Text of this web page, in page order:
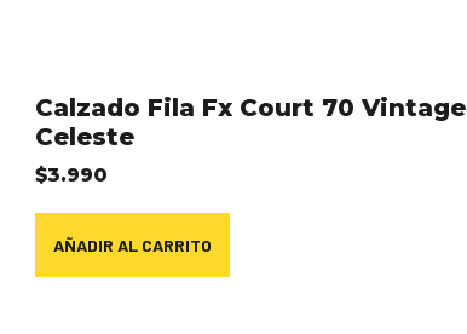
Calzado Fila Fx Court 70 Vintage
Celeste
$3.990
AÑADIR AL CARRITO